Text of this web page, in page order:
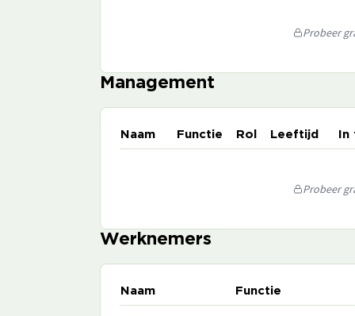
Probeer
Management
Naam Functie Rol Leeftijd
Probeer
Werknemers
Naam Functie